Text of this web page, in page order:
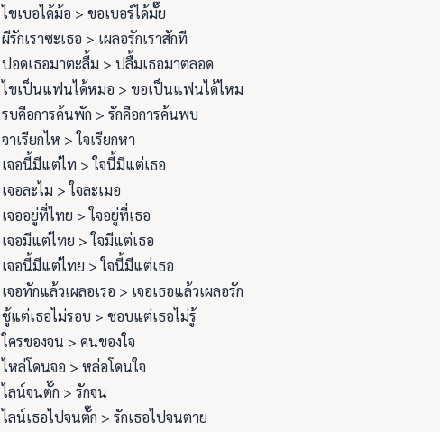
ไขเบอได้ม้อ > ขอเบอร์ได้มั๊ย
ผีรักเราซะเธอ > เผลอรักเราสักที
ปอดเธอมาตะลื้ม > ปลื้มเธอมาตลอด
ไขเป็นแฟนได้หมอ > ขอเป็นแฟนได้ไหม
รบคือการค้นพัก > รักคือการค้นพบ
จาเรียกไห > ใจเรียกหา
เจอนี้มีแต่ไท > ใจนี้มีแต่เธอ
เจอละไม > ใจละเมอ
เจออยู่ที่ไทย > ใจอยู่ที่เธอ
เจอมีแต่ไทย > ใจมีแต่เธอ
เจอนี้มีแต่ไทย > ใจนี้มีแต่เธอ
เจอทักแล้วเผลอเรอ > เจอเธอแล้วเผลอรัก
ชู้แต่เธอไม่รอบ > ชอบแต่เธอไม่รู้
ใครของจน > คนของใจ
ไหล่โดนจอ > หล่อโดนใจ
ไลน์จนตั๊ก > รักจน
ไลน์เธอไปจนตั๊ก > รักเธอไปจนตาย